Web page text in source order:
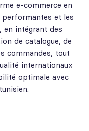
e-commerce en
et les
en intégrant des
de catalogue, de
commandes, tout
internationaux
optimale avec